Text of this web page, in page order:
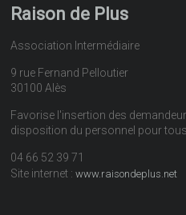
Raison de Plus
Association Intermédiaire
9 rue Fernand Pelloutier
30100 Alès
Favorise l'insertion des
disposition du personnel pour
04 66 52 39 71
Site internet :www.raisondeplus.net